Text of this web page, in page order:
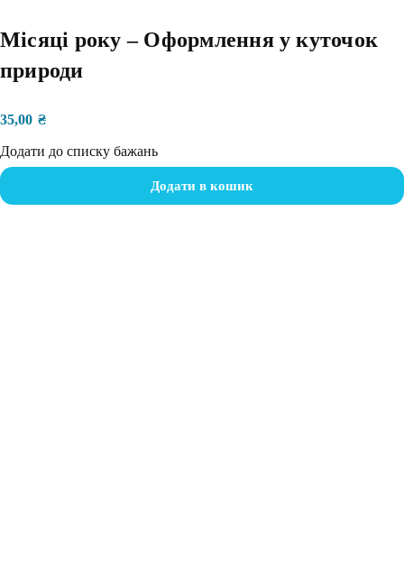
Місяці року – Оформлення у куточок
природи
35,00 ₴
Додати до списку бажань
Додати в кошик